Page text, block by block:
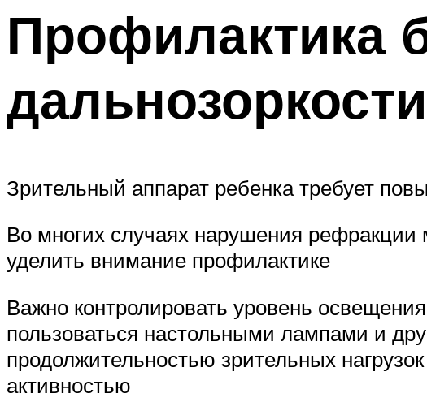
Профилактика
Зрительный аппарат ребенка требует
Во многих случаях нарушения рефракции
уделить внимание профилактике
Важно контролировать уровень
пользоваться настольными лампами и
продолжительностью зрительных
активностью